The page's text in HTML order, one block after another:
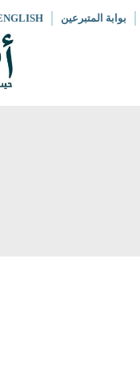
بوابة المتبرعين ENGLISH